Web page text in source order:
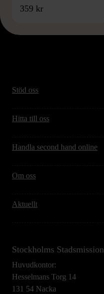
359 kr
Stöd oss
Hitta till oss
Handla second hand online
Om oss
Aktuellt
Stockholms Stadsmission
Huvudkontor:
Hesselmans Torg 14
131 54 Nacka